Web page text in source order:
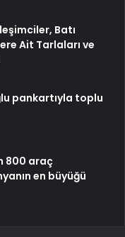
Batı
Ait Tarlaları ve
pankartıyla toplu
800 araç
en büyüğü